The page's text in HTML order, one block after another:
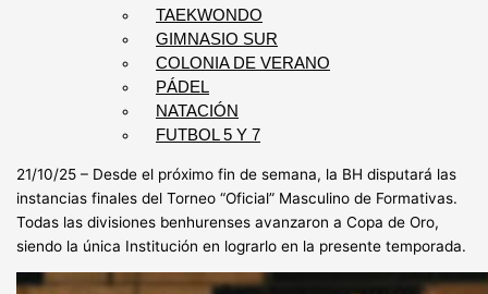
TAEKWONDO
GIMNASIO SUR
COLONIA DE VERANO
PÁDEL
NATACIÓN
FUTBOL 5 Y 7
21/10/25 – Desde el próximo fin de semana, la BH disputará las
instancias finales del Torneo “Oficial” Masculino de Formativas.
Todas las divisiones benhurenses avanzaron a Copa de Oro,
siendo la única Institución en lograrlo en la presente temporada.